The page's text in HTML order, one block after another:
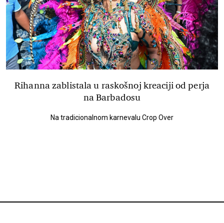
Rihanna zablistala u raskošnoj kreaciji od perja
na Barbadosu
Na tradicionalnom karnevalu Crop Over